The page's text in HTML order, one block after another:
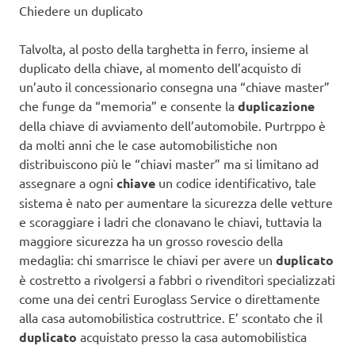
Chiedere un duplicato
Talvolta, al posto della targhetta in ferro, insieme al
duplicato della chiave, al momento dell’acquisto di
un’auto il concessionario consegna una “chiave master”
che funge da “memoria” e consente la duplicazione
della chiave di avviamento dell’automobile. Purtrppo è
da molti anni che le case automobilistiche non
distribuiscono più le “chiavi master” ma si limitano ad
assegnare a ogni chiave un codice identificativo, tale
sistema è nato per aumentare la sicurezza delle vetture
e scoraggiare i ladri che clonavano le chiavi, tuttavia la
maggiore sicurezza ha un grosso rovescio della
medaglia: chi smarrisce le chiavi per avere un duplicato
è costretto a rivolgersi a fabbri o rivenditori specializzati
come una dei centri Euroglass Service o direttamente
alla casa automobilistica costruttrice. E’ scontato che il
duplicato acquistato presso la casa automobilistica